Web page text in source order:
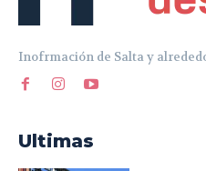
Inofrmación de Salta y
Ultimas